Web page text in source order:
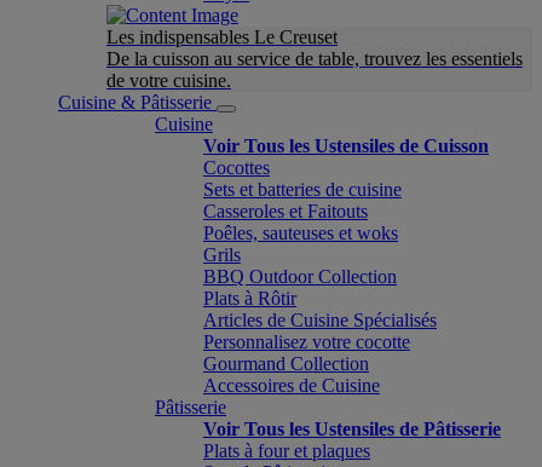
Les indispensables Le Creuset
De la cuisson au service de table, trouvez les essentiels
de votre cuisine.
Cuisine & Pâtisserie
Cuisine
Voir Tous les Ustensiles de Cuisson
Cocottes
Sets et batteries de cuisine
Casseroles et Faitouts
Poêles, sauteuses et woks
Grils
BBQ Outdoor Collection
Plats à Rôtir
Articles de Cuisine Spécialisés
Personnalisez votre cocotte
Gourmand Collection
Accessoires de Cuisine
Pâtisserie
Voir Tous les Ustensiles de Pâtisserie
Plats à four et plaques